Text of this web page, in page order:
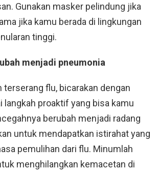
Gunakan masker pelindung jika
jika kamu berada di lingkungan
tinggi.
menjadi pneumonia
terserang flu, bicarakan dengan
langkah proaktif yang bisa kamu
berubah menjadi radang
untuk mendapatkan istirahat yang
pemulihan dari flu. Minumlah
menghilangkan kemacetan di